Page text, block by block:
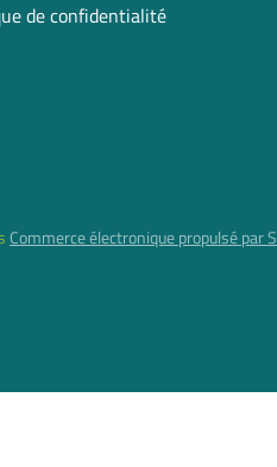
de confidentialité
Commerce électronique propulsé par